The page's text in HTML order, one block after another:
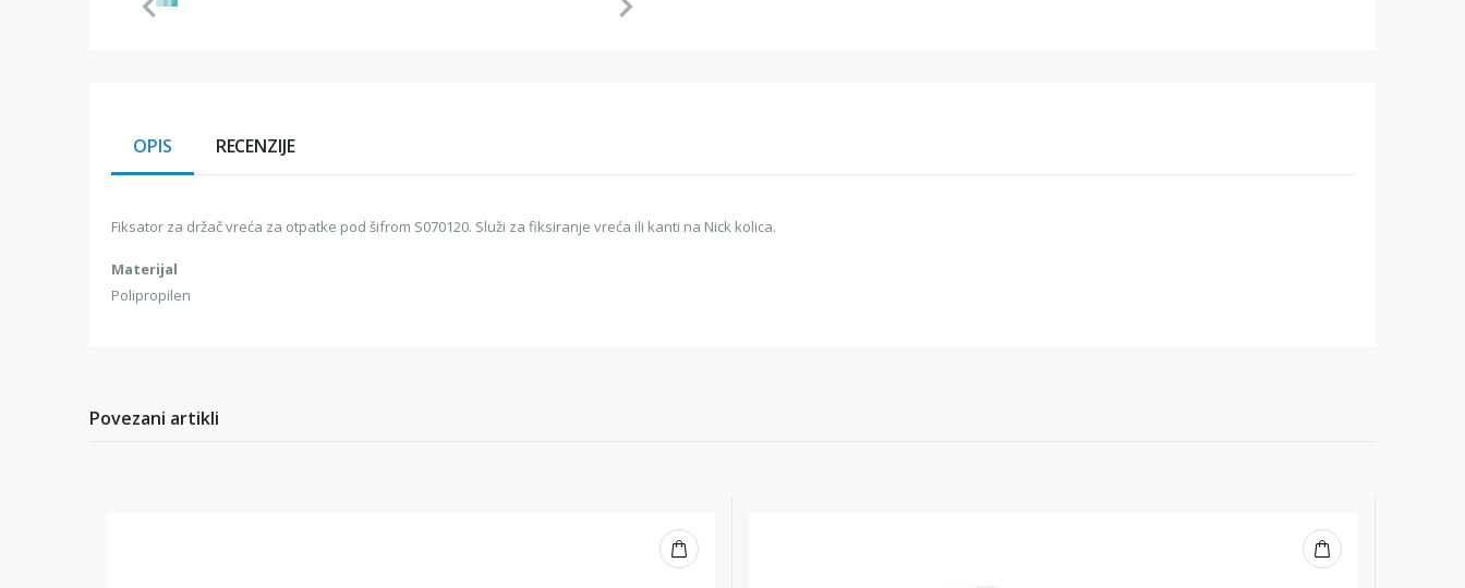
Item
OPIS RECENZIJE
Fiksator za držač vreća za otpatke pod šifrom S070120. Služi za fiksiranje vreća ili kanti na Nick kolica.
Materijal
Polipropilen
Povezani artikli